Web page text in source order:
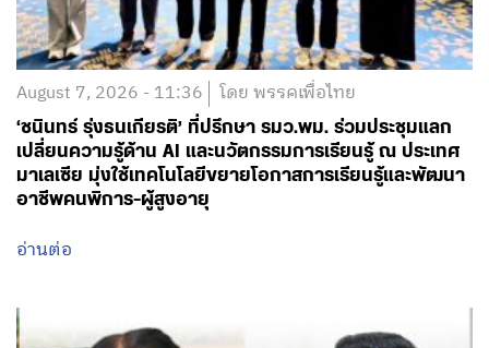
August 7, 2026 - 11:36 โดย พรรคเพื่อไทย
‘ชนินทร์ รุ่งธนเกียรติ’ ที่ปรึกษา รมว.พม. ร่วมประชุมแลก
เปลี่ยนความรู้ด้าน AI และนวัตกรรมการเรียนรู้ ณ ประเทศ
มาเลเซีย มุ่งใช้เทคโนโลยีขยายโอกาสการเรียนรู้และพัฒนา
อาชีพคนพิการ-ผู้สูงอายุ
อ่านต่อ